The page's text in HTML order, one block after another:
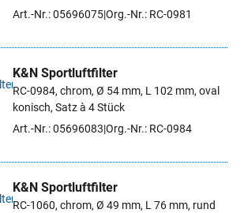
Art.-Nr.: 05696075Org.-Nr.: RC-0981
K&N Sportluftfilter
RC-0984, chrom, Ø 54 mm, L 102 mm, oval
konisch, Satz à 4 Stück
Art.-Nr.: 05696083 Org.-Nr.: RC-0984
K&N Sportluftfilter
RC-1060, chrom, Ø 49 mm, L 76 mm, rund